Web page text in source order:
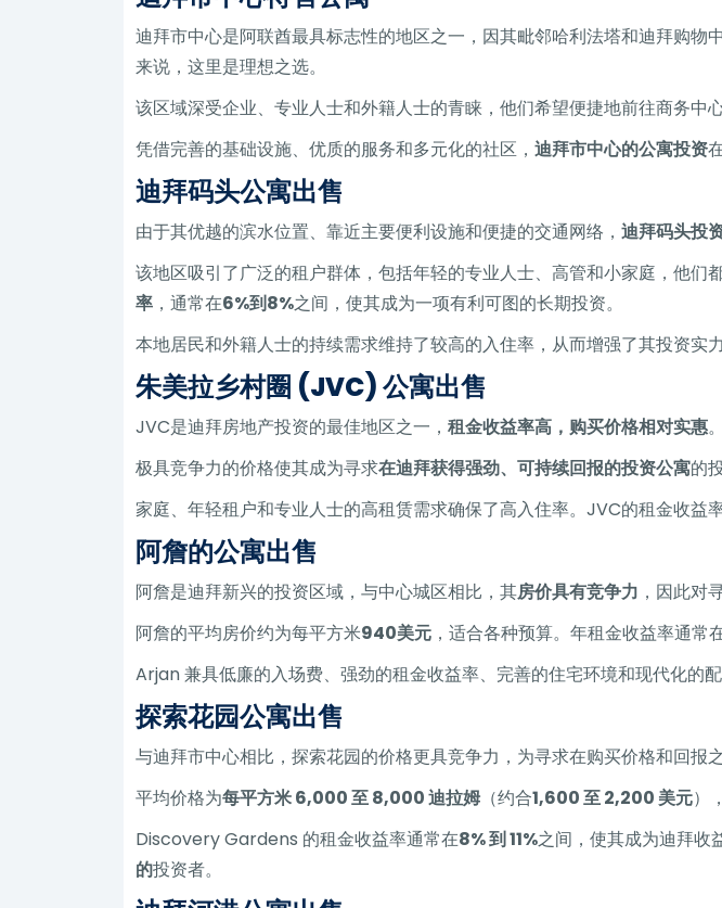
迪拜市中心是阿联酋最具标志性的地区之一，因其毗邻哈利法塔和迪拜购物
来说，这里是理想之选。
该区域深受企业、专业人士和外籍人士的青睐，他们希望便捷地前往商务中
凭借完善的基础设施、优质的服务和多元化的社区，迪拜市中心的公寓投资
迪拜码头公寓出售
由于其优越的滨水位置、靠近主要便利设施和便捷的交通网络，迪拜码头投
该地区吸引了广泛的租户群体，包括年轻的专业人​​士、高管和小家庭，他
率 ，通常在6%到8%之间，使其成为一项有利可图的长期投资。
本地居民和外籍人士的持续需求维持了较高的入住率，从而增强了其投资实力
朱美拉乡村圈 (JVC) 公寓出售
JVC是迪拜房地产投资的最佳地区之一，租金收益率高，购买价格相对实惠。
极具竞争力的价格使其成为寻求在迪拜获得强劲、可持续回报的投资公寓的
家庭、年轻租户和专业人士的高租赁需求确保了高入住率。JVC的租金收益
阿詹的公寓出售
阿詹是迪拜新兴的投资区域，与中心城区相比，其房价具有竞争力 ，因此对
阿詹的平均房价约为每平方米940美元 ，适合各种预算。年租金收益率通常
Arjan 兼具低廉的入场费、强劲的租金收益率、完善的住宅环境和现代化的
探索花园公寓出售
与迪拜市中心相比，探索花园的价格更具竞争力，为寻求在购买价格和回报
平均价格为每平方米 6,000 至 8,000 迪拉姆 （约合1,600 至 2,200 美元）
Discovery Gardens 的租金收益率通常在8% 到 11%之间，使其成为迪拜
的投资者。